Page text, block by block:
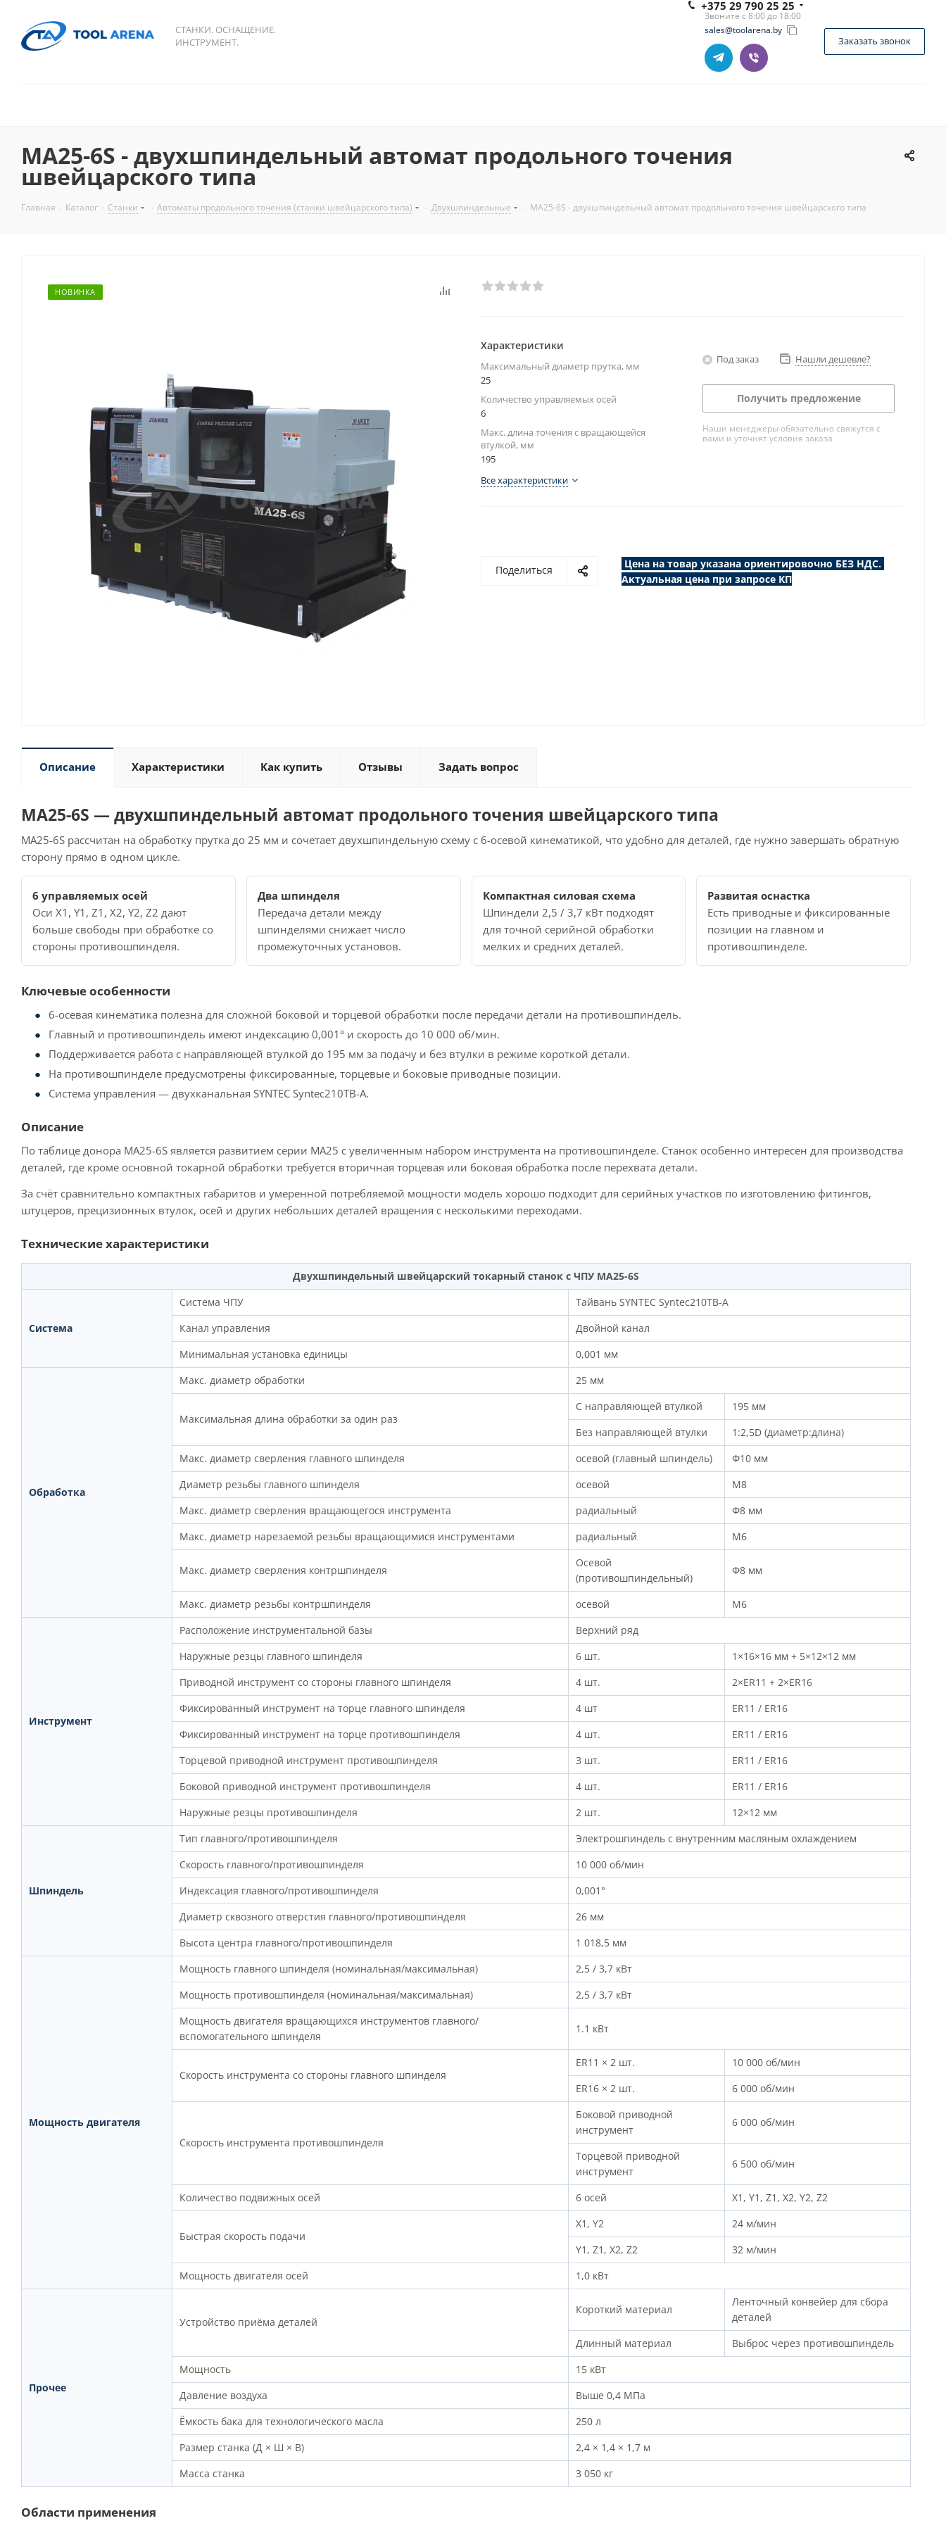
СТАНКИ. ОСНАЩЕНИЕ.
ИНСТРУМЕНТ.
+375 29 790 25 25
Звоните с 8:00 до 18:00
sales@toolarena.by
Заказать звонок
MA25-6S - двухшпиндельный автомат продольного точения
швейцарского типа
Главная - Каталог - Станки - Автоматы продольного точения (станки швейцарского типа) - Двухшпиндельные - MA25-6S - двухшпиндельный автомат продольного точения швейцарского типа
НОВИНКА
Характеристики
Максимальный диаметр прутка, мм
25
Количество управляемых осей
6
Макс. длина точения с вращающейся
втулкой, мм
195
Все характеристики
Под заказ Нашли дешевле?
Получить предложение
Наши менеджеры обязательно свяжутся с
вами и уточнят условия заказа
Поделиться
Цена на товар указана ориентировочно БЕЗ НДС.
Актуальная цена при запросе КП
Описание Характеристики Как купить Отзывы Задать вопрос
MA25-6S — двухшпиндельный автомат продольного точения швейцарского типа
MA25-6S рассчитан на обработку прутка до 25 мм и сочетает двухшпиндельную схему с 6-осевой кинематикой, что удобно для деталей, где нужно завершать обратную
сторону прямо в одном цикле.
6 управляемых осей
Оси X1, Y1, Z1, X2, Y2, Z2 дают
больше свободы при обработке со
стороны противошпинделя.
Два шпинделя
Передача детали между
шпинделями снижает число
промежуточных установов.
Компактная силовая схема
Шпиндели 2,5 / 3,7 кВт подходят
для точной серийной обработки
мелких и средних деталей.
Развитая оснастка
Есть приводные и фиксированные
позиции на главном и
противошпинделе.
Ключевые особенности
6-осевая кинематика полезна для сложной боковой и торцевой обработки после передачи детали на противошпиндель.
Главный и противошпиндель имеют индексацию 0,001° и скорость до 10 000 об/мин.
Поддерживается работа с направляющей втулкой до 195 мм за подачу и без втулки в режиме короткой детали.
На противошпинделе предусмотрены фиксированные, торцевые и боковые приводные позиции.
Система управления — двухканальная SYNTEC Syntec210TB-A.
Описание
По таблице донора MA25-6S является развитием серии MA25 с увеличенным набором инструмента на противошпинделе. Станок особенно интересен для производства
деталей, где кроме основной токарной обработки требуется вторичная торцевая или боковая обработка после перехвата детали.
За счёт сравнительно компактных габаритов и умеренной потребляемой мощности модель хорошо подходит для серийных участков по изготовлению фитингов,
штуцеров, прецизионных втулок, осей и других небольших деталей вращения с несколькими переходами.
Технические характеристики
Двухшпиндельный швейцарский токарный станок с ЧПУ MA25-6S
Система
Система ЧПУ
Тайвань SYNTEC Syntec210TB-A
Канал управления
Двойной канал
Минимальная установка единицы
0,001 мм
Обработка
Макс. диаметр обработки 25 мм
Максимальная длина обработки за один раз
С направляющей втулкой
195 мм
Без направляющей втулки
1:2,5D (диаметр:длина)
Макс. диаметр сверления главного шпинделя
осевой (главный шпиндель)
Φ10 мм
Диаметр резьбы главного шпинделя
осевой
M8
Макс. диаметр сверления вращающегося инструмента
радиальный
Φ8 мм
Макс. диаметр нарезаемой резьбы вращающимися инструментами
радиальный M6
Макс. диаметр сверления контршпинделя
Осевой
(противошпиндельный)
Φ8 мм
Макс. диаметр резьбы контршпинделя осевой M6
Инструмент
Расположение инструментальной базы
Верхний ряд
Наружные резцы главного шпинделя
6 шт.
1×16×16 мм + 5×12×12 мм
Приводной инструмент со стороны главного шпинделя
4 шт.
2×ER11 + 2×ER16
Фиксированный инструмент на торце главного шпинделя
4 шт
ER11 / ER16
Фиксированный инструмент на торце противошпинделя
4 шт.
ER11 / ER16
Торцевой приводной инструмент противошпинделя
3 шт.
ER11 / ER16
Боковой приводной инструмент противошпинделя
4 шт.
ER11 / ER16
Наружные резцы противошпинделя
2 шт. 12×12 мм
Шпиндель
Тип главного/противошпинделя
Электрошпиндель с внутренним масляным охлаждением
Скорость главного/противошпинделя
10 000 об/мин
Индексация главного/противошпинделя
0,001°
Диаметр сквозного отверстия главного/противошпинделя
26 мм
Высота центра главного/противошпинделя
1 018,5 мм
Мощность двигателя
Мощность главного шпинделя (номинальная/максимальная)
2,5 / 3,7 кВт
Мощность противошпинделя (номинальная/максимальная)
2,5 / 3,7 кВт
Мощность двигателя вращающихся инструментов главного/
вспомогательного шпинделя
1.1 кВт
Скорость инструмента со стороны главного шпинделя
ER11 × 2 шт.
10 000 об/мин
ER16 × 2 шт.
6 000 об/мин
Скорость инструмента противошпинделя
Боковой приводной
инструмент
6 000 об/мин
Торцевой приводной
инструмент
6 500 об/мин
Количество подвижных осей 6 осей X1, Y1, Z1, X2, Y2, Z2
Быстрая скорость подачи
X1, Y2
24 м/мин
Y1, Z1, X2, Z2
32 м/мин
Мощность двигателя осей
1,0 кВт
Прочее
Устройство приёма деталей
Короткий материал
Ленточный конвейер для сбора
деталей
Длинный материал
Выброс через противошпиндель
Мощность
15 кВт
Давление воздуха
Выше 0,4 МПа
Ёмкость бака для технологического масла
250 л
Размер станка (Д × Ш × В)
2,4 × 1,4 × 1,7 м
Масса станка
3 050 кг
Области применения